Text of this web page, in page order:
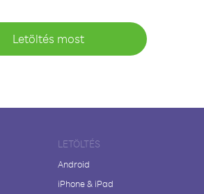
Letöltés most
LETÖLTÉS
Android
iPhone & iPad